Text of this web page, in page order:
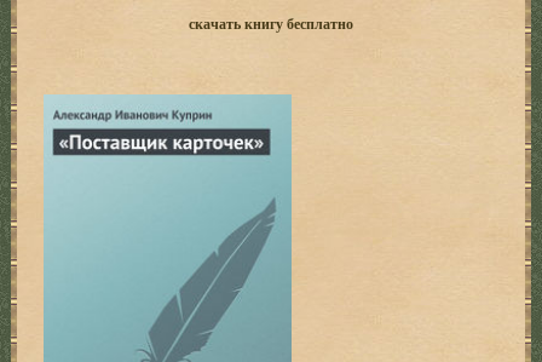
скачать книгу бесплатно